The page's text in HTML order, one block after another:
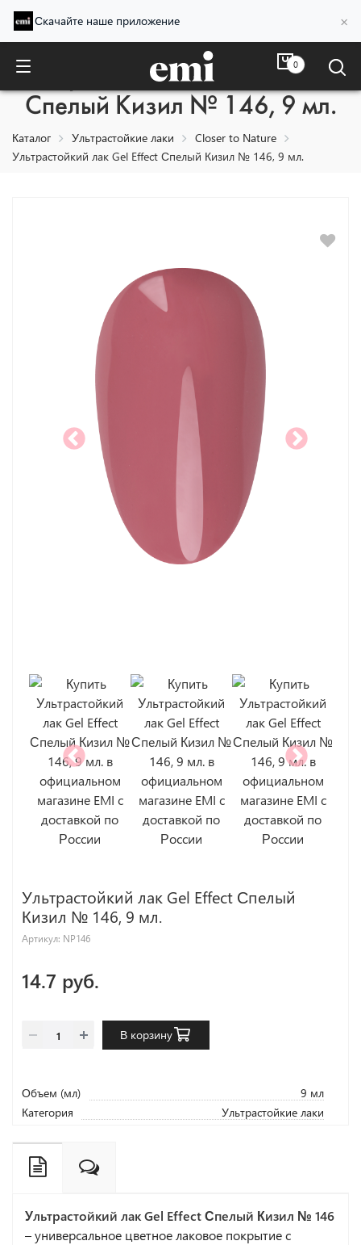
Скачайте наше приложение ×
0
Ультрастойкий лак Gel Effect
Спелый Кизил № 146, 9 мл.
Каталог Ультрастойкие лаки
Closer to Nature
Ультрастойкий лак Gel Effect Спелый Кизил № 146, 9 мл.
Ультрастойкий лак Gel Effect Спелый
Кизил № 146, 9 мл.
Артикул: NP146
14.7 руб.
В корзину
Объем (мл)
9 мл
Категория
Ультрастойкие лаки
Ультрастойкий лак Gel Effect Спелый Кизил № 146
– универсальное цветное лаковое покрытие с